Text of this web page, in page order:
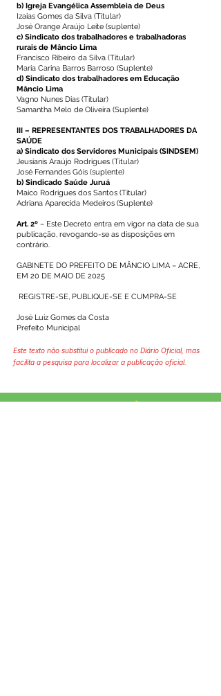
b) Igreja Evangélica Assembleia de Deus
Izaias Gomes da Silva (Titular)
José Orange Araújo Leite (suplente)
c) Sindicato dos trabalhadores e trabalhadoras
rurais de Mâncio Lima
Francisco Ribeiro da Silva (Titular)
Maria Carina Barros Barroso (Suplente)
d) Sindicato dos trabalhadores em Educação
Mâncio Lima
Vagno Nunes Dias (Titular)
Samantha Melo de Oliveira (Suplente)
III – REPRESENTANTES DOS TRABALHADORES DA
SAÚDE
a) Sindicato dos Servidores Municipais (SINDSEM)
Jeusianis Araújo Rodrigues (Titular)
José Fernandes Góis (suplente)
b) Sindicado Saúde Juruá
Maico Rodrigues dos Santos (Titular)
Adriana Aparecida Medeiros (Suplente)
Art. 2º – Este Decreto entra em vigor na data de sua
publicação, revogando-se as disposições em
contrário.
GABINETE DO PREFEITO DE MÂNCIO LIMA – ACRE,
EM 20 DE MAIO DE 2025
REGISTRE-SE, PUBLIQUE-SE E CUMPRA-SE
José Luiz Gomes da Costa
Prefeito Municipal
Este texto não substitui o publicado no Diário Oficial, mas
facilita a pesquisa para localizar a publicação oficial.